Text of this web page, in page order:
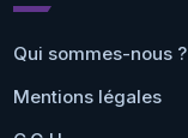
Qui sommes-nous ?
Mentions légales